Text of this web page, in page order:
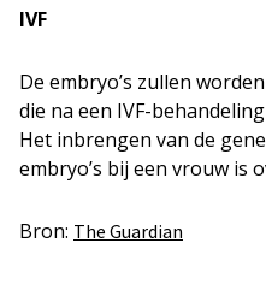
IVF
De embryo’s zullen
die na een IVF-behandeling
Het inbrengen van de
embryo’s bij een vrouw is
Bron: The Guardian